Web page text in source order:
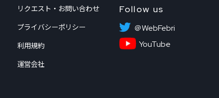
リクエスト・お問い合わせ
プライバシーポリシー
利用規約
運営会社
Follow us
＠WebFebri
YouTube